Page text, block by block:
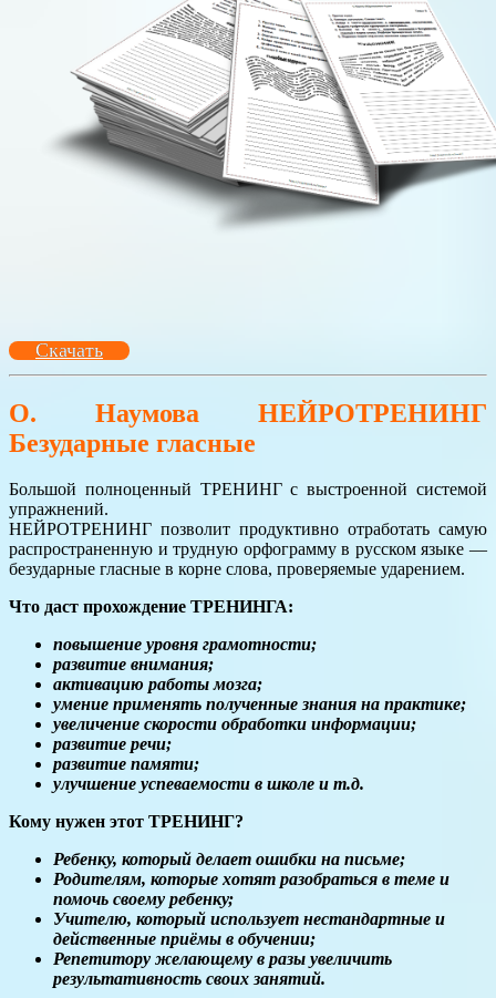
Скачать
О. Наумова НЕЙРОТРЕНИНГ
Безударные гласные
Большой полноценный ТРЕНИНГ с выстроенной системой
упражнений.
НЕЙРОТРЕНИНГ позволит продуктивно отработать самую
распространенную и трудную орфограмму в русском языке —
безударные гласные в корне слова, проверяемые ударением.
Что даст прохождение ТРЕНИНГА:
повышение уровня грамотности;
развитие внимания;
активацию работы мозга;
умение применять полученные знания на практике;
увеличение скорости обработки информации;
развитие речи;
развитие памяти;
улучшение успеваемости в школе и т.д.
Кому нужен этот ТРЕНИНГ?
Ребенку, который делает ошибки на письме;
Родителям, которые хотят разобраться в теме и
помочь своему ребенку;
Учителю, который использует нестандартные и
действенные приёмы в обучении;
Репетитору желающему в разы увеличить
результативность своих занятий.